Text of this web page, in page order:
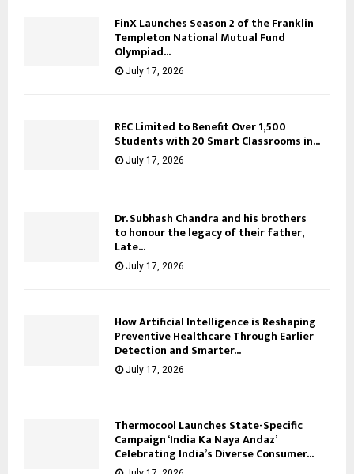
FinX Launches Season 2 of the Franklin
Templeton National Mutual Fund
Olympiad...
July 17, 2026
REC Limited to Benefit Over 1,500
Students with 20 Smart Classrooms in...
July 17, 2026
Dr. Subhash Chandra and his brothers
to honour the legacy of their father,
Late...
July 17, 2026
How Artificial Intelligence is Reshaping
Preventive Healthcare Through Earlier
Detection and Smarter...
July 17, 2026
Thermocool Launches State-Specific
Campaign ‘India Ka Naya Andaz’
Celebrating India’s Diverse Consumer...